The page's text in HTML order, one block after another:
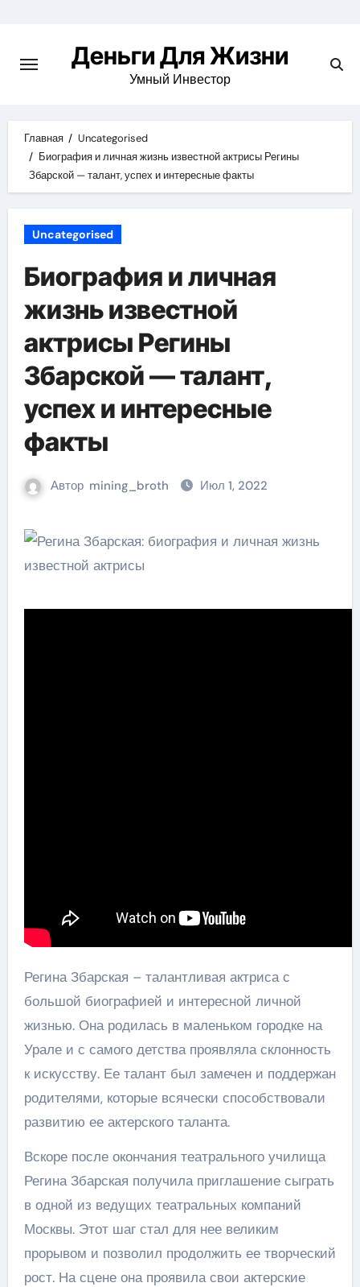
содержимомуДеньги Для Жизни
Умный Инвестор
Главная
Uncategorised
Биография и личная жизнь известной актрисы Регины
Збарской — талант, успех и интересные факты
Uncategorised
Биография и личная
жизнь известной
актрисы Регины
Збарской — талант,
успех и интересные
факты
Автор mining_broth Июл 1, 2022
Регина Збарская – талантливая актриса с
большой биографией и интересной личной
жизнью. Она родилась в маленьком городке на
Урале и с самого детства проявляла склонность
к искусству. Ее талант был замечен и поддержан
родителями, которые всячески способствовали
развитию ее актерского таланта.
Вскоре после окончания театрального училища
Регина Збарская получила приглашение сыграть
в одной из ведущих театральных компаний
Москвы. Этот шаг стал для нее великим
прорывом и позволил продолжить ее творческий
рост. На сцене она проявила свои актерские